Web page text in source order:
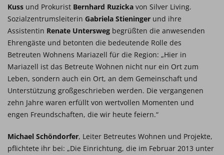
Kuss und Prokurist Bernhard Ruzicka von Silver Living.
Sozialzentrumsleiterin Gabriela Stieninger und ihre
Assistentin Renate Untersweg begrüßten die anwesenden
Ehrengäste und betonten die bedeutende Rolle des
Betreuten Wohnens Mariazell für die Region: „Hier in
Mariazell ist das Betreute Wohnen nicht nur ein Ort zum
Leben, sondern auch ein Ort, an dem Gemeinschaft und
Unterstützung großgeschrieben werden. Die vergangenen
zehn Jahre waren erfüllt von wertvollen Momenten und
engen Freundschaften, die wir heute feiern.“
Michael Schöndorfer, Leiter Betreutes Wohnen und Projekte,
pflichtete ihr bei: „Die Einrichtung, die im Februar 2013 unter